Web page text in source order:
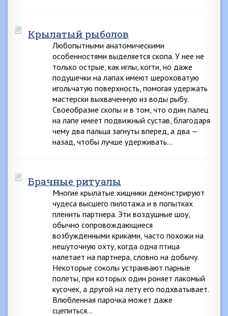
Крылатый рыболов
Любопытными анатомическими
особенностями выделяется скопа. У нее не
только острые, как иглы, когти, но даже
подушечки на лапах имеют шероховатую
игольчатую поверхность, помогая удержать
мастерски выхваченную из воды рыбу.
Своеобразие скопы и в том, что один палец
на лапе имеет подвижный сустав, благодаря
чему два пальца загнуты вперед, а два —
назад, чтобы лучше удерживать…
Брачные ритуалы
Многие крылатые хищники демонстрируют
чудеса высшего пилотажа и в попытках
пленить партнера. Эти воздушные шоу,
обычно сопровождающиеся
возбужденными криками, часто похожи на
нешуточную охту, когда одна птица
налетает на партнера, словно на добычу.
Некоторые соколы устраивают парные
полеты, при которых один роняет лакомый
кусочек, а другой на лету его подхватывает.
Влюбленная парочка может даже
сцепиться…